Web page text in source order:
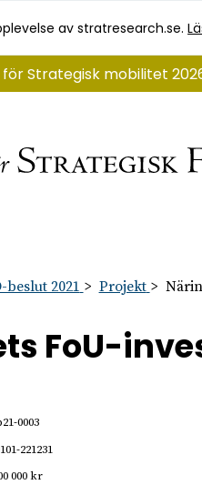
av stratresearch.se.
Strategisk mobilitet
beslut 2021 Projekt
FoU-
0003
221231
000 kr